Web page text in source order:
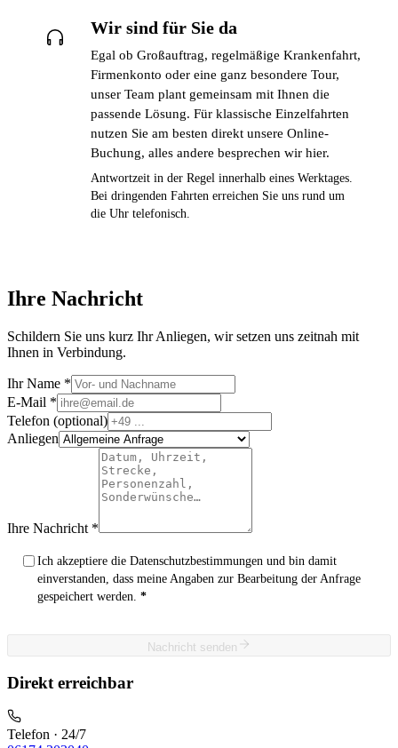
Wir sind für Sie da
Egal ob Großauftrag, regelmäßige Krankenfahrt,
Firmenkonto oder eine ganz besondere Tour,
unser Team plant gemeinsam mit Ihnen die
passende Lösung. Für klassische Einzelfahrten
nutzen Sie am besten direkt unsere Online-
Buchung, alles andere besprechen wir hier.
Antwortzeit in der Regel innerhalb eines Werktages.
Bei dringenden Fahrten erreichen Sie uns rund um
die Uhr telefonisch.
Ihre Nachricht
Schildern Sie uns kurz Ihr Anliegen, wir setzen uns zeitnah mit
Ihnen in Verbindung.
Ihr Name *
E-Mail *
Telefon (optional)
Anliegen
Ihre Nachricht *
Ich akzeptiere die Datenschutzbestimmungen und bin damit
einverstanden, dass meine Angaben zur Bearbeitung der Anfrage
gespeichert werden. *
Nachricht senden
Direkt erreichbar
Telefon · 24/7